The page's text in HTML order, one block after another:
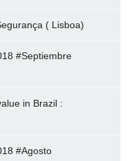
( Lisboa)
#Septiembre
in Brazil :
#Agosto